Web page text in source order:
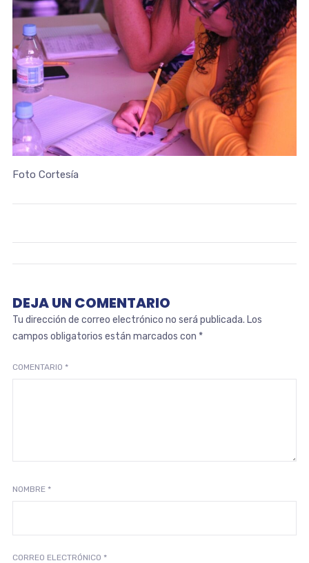
Foto Cortesía
DEJA UN COMENTARIO
Tu dirección de correo electrónico no será publicada. Los
campos obligatorios están marcados con *
COMENTARIO *
NOMBRE *
CORREO ELECTRÓNICO *